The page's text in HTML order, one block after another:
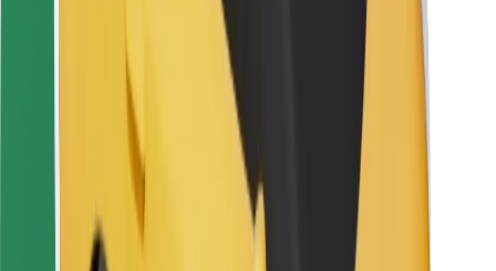
Za korisnike
Za vozače
Za dostavljače
Bolt Food
Za restorane